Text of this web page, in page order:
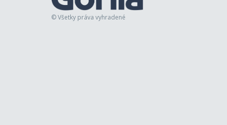
© Všetky práva vyhradené